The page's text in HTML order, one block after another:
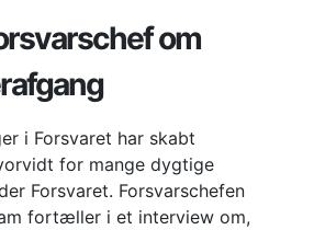
om
i Forsvaret har skabt
for mange dygtige
Forsvaret. Forsvarschefen
fortæller i et interview om,